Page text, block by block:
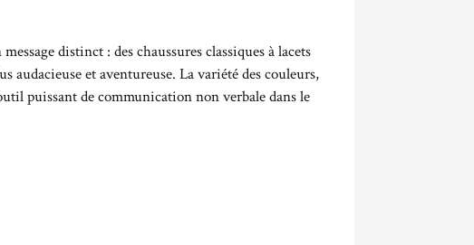
distinct : des chaussures classiques à lacets
audacieuse et aventureuse. La variété des couleurs,
puissant de communication non verbale dans le